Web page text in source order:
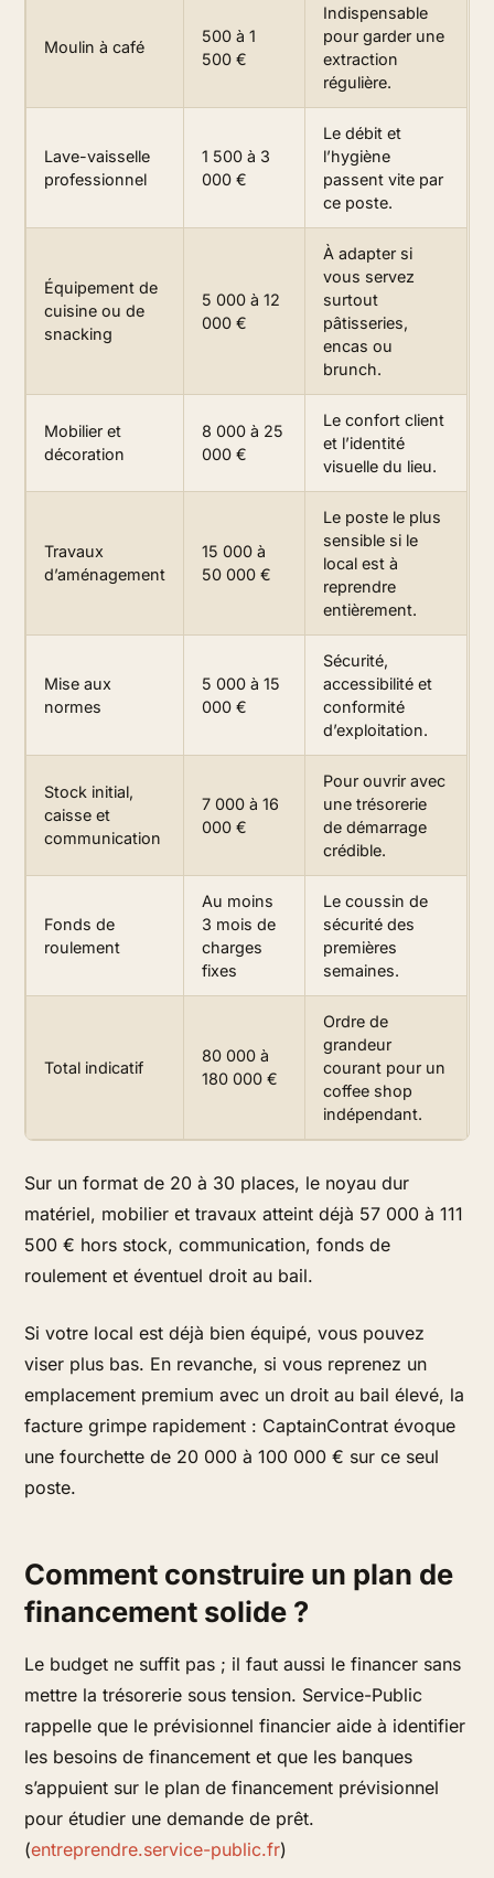
Moulin à café
500 à 1
500 €
Indispensable
pour garder une
extraction
régulière.
Lave-vaisselle
professionnel
1 500 à 3
000 €
Le débit et
l’hygiène
passent vite par
ce poste.
Équipement de
cuisine ou de
snacking
5 000 à 12
000 €
À adapter si
vous servez
surtout
pâtisseries,
encas ou
brunch.
Mobilier et
décoration
8 000 à 25
000 €
Le confort client
et l’identité
visuelle du lieu.
Travaux
d’aménagement
15 000 à
50 000 €
Le poste le plus
sensible si le
local est à
reprendre
entièrement.
Mise aux
normes
5 000 à 15
000 €
Sécurité,
accessibilité et
conformité
d’exploitation.
Stock initial,
caisse et
communication
7 000 à 16
000 €
Pour ouvrir avec
une trésorerie
de démarrage
crédible.
Fonds de
roulement
Au moins
3 mois de
charges
fixes
Le coussin de
sécurité des
premières
semaines.
Total indicatif
80 000 à
180 000 €
Ordre de
grandeur
courant pour un
coffee shop
indépendant.
Sur un format de 20 à 30 places, le noyau dur
matériel, mobilier et travaux atteint déjà 57 000 à 111
500 € hors stock, communication, fonds de
roulement et éventuel droit au bail.
Si votre local est déjà bien équipé, vous pouvez
viser plus bas. En revanche, si vous reprenez un
emplacement premium avec un droit au bail élevé, la
facture grimpe rapidement : CaptainContrat évoque
une fourchette de 20 000 à 100 000 € sur ce seul
poste.
Comment construire un plan de
financement solide ?
Le budget ne suffit pas ; il faut aussi le financer sans
mettre la trésorerie sous tension. Service-Public
rappelle que le prévisionnel financier aide à identifier
les besoins de financement et que les banques
s’appuient sur le plan de financement prévisionnel
pour étudier une demande de prêt.
(entreprendre.service-public.fr)